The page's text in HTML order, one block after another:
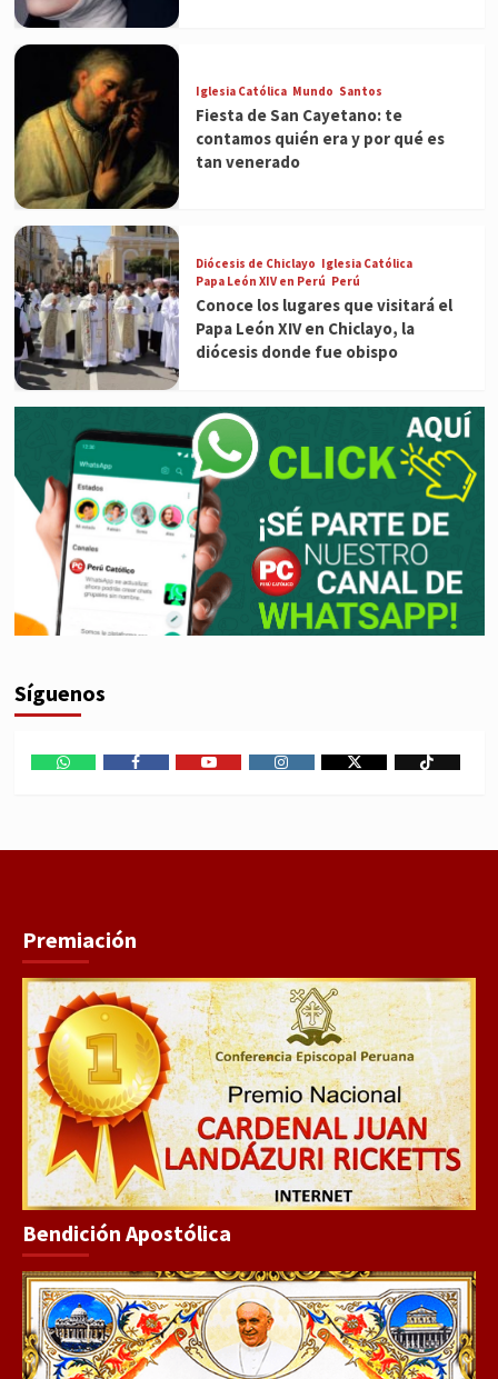
Iglesia Católica Mundo Santos
Fiesta de San Cayetano: te
contamos quién era y por qué es
tan venerado
Diócesis de Chiclayo Iglesia Católica
Papa León XIV en Perú Perú
Conoce los lugares que visitará el
Papa León XIV en Chiclayo, la
diócesis donde fue obispo
Síguenos
Premiación
Bendición Apostólica